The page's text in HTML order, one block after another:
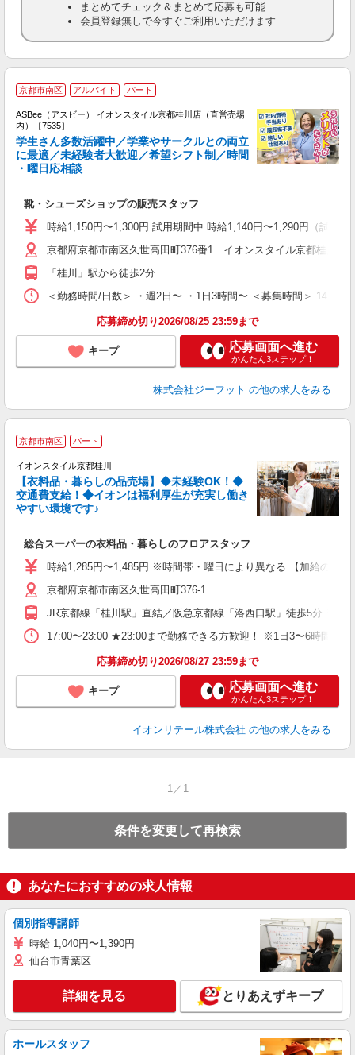
まとめてチェック＆まとめて応募も可能
会員登録無しで今すぐご利用いただけます
京都市南区 アルバイト パート
ASBee（アスビー） イオンスタイル京都桂川店（直営売場
内）［7535］
学生さん多数活躍中／学業やサークルとの両立
に最適／未経験者大歓迎／希望シフト制／時間
・曜日応相談
靴・シューズショップの販売スタッフ
時給1,150円〜1,300円 試用期間中 時給1,140円〜1,290円（試用
京都府京都市南区久世高田町376番1 イオンスタイル京都桂川店
「桂川」駅から徒歩2分
＜勤務時間/日数＞ ・週2日〜 ・1日3時間〜 ＜募集時間＞
応募締め切り2026/08/25 23:59まで
キープ 応募画面へ進む
かんたん3ステップ！
株式会社ジーフット の他の求人をみる
京都市南区 パート
イオンスタイル京都桂川
【衣料品・暮らしの品売場】◆未経験OK！◆
交通費支給！◆イオンは福利厚生が充実し働き
やすい環境です♪
総合スーパーの衣料品・暮らしのフロアスタッフ
時給1,285円〜1,485円 ※時間帯・曜日により異なる 【加給の詳
京都府京都市南区久世高田町376-1
JR京都線「桂川駅」直結／阪急京都線「洛西口駅」徒歩5分 ※車
17:00〜23:00 ★23:00まで勤務できる方歓迎！ ※1日3〜6時間程
応募締め切り2026/08/27 23:59まで
キープ 応募画面へ進む
かんたん3ステップ！
イオンリテール株式会社 の他の求人をみる
1／1
条件を変更して再検索
あなたにおすすめの求人情報
個別指導講師
時給 1,040円〜1,390円
仙台市青葉区
詳細を見る とりあえずキープ
ホールスタッフ